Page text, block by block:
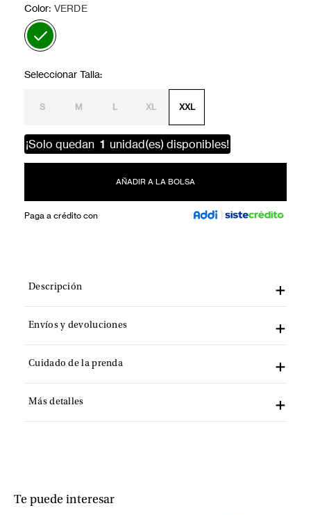
Color: VERDE
S M L XL XXL
¡Solo quedan 1 unidad(es) disponibles!
AÑADIR A LA BOLSA
Paga a crédito con
Descripción
Envíos y devoluciones
Cuidado de la prenda
Más detalles
Te puede interesar